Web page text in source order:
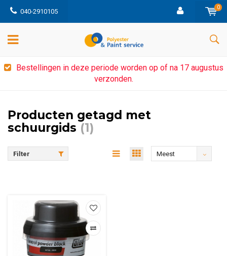
040-2910105
0
Bestellingen in deze periode worden op of na 17 augustus
verzonden.
Producten getagd met
schuurgids (1)
Filter
Meest